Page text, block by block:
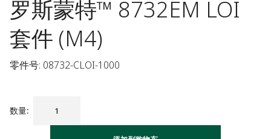
罗斯蒙特™ 8732EM LOI
套件 (M4)
零件号: 08732-CLOI-1000
数量: